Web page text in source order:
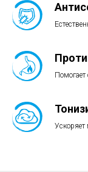
Помогает
Ускоряет